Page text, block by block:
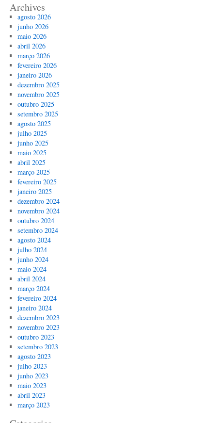
Archives
agosto 2026
junho 2026
maio 2026
abril 2026
março 2026
fevereiro 2026
janeiro 2026
dezembro 2025
novembro 2025
outubro 2025
setembro 2025
agosto 2025
julho 2025
junho 2025
maio 2025
abril 2025
março 2025
fevereiro 2025
janeiro 2025
dezembro 2024
novembro 2024
outubro 2024
setembro 2024
agosto 2024
julho 2024
junho 2024
maio 2024
abril 2024
março 2024
fevereiro 2024
janeiro 2024
dezembro 2023
novembro 2023
outubro 2023
setembro 2023
agosto 2023
julho 2023
junho 2023
maio 2023
abril 2023
março 2023